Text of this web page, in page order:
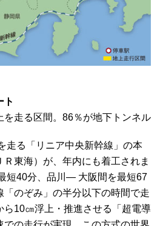
ト
を走る区間。86％が地下トンネル
走る「リニア中央新幹線」の本
東海）が、年内にも着工されま
短40分、品川― 大阪間を最短67
のぞみ」の半分以下の時間で走
ら10㎝浮上・推進させる「超電導